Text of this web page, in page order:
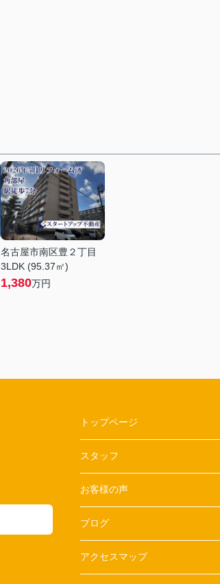
名古屋市南区豊２丁目
3LDK (95.37㎡)
1,380万円
トップページ
スタッフ
お客様の声
ブログ
アクセスマップ